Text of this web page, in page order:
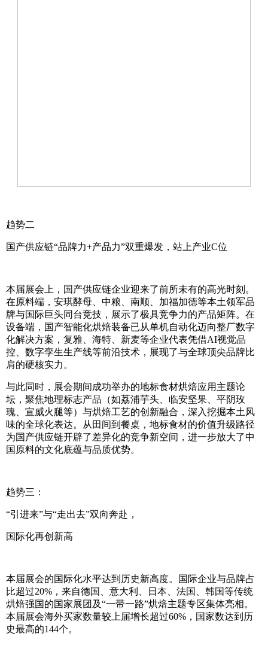
趋势二
国产供应链“品牌力+产品力”双重爆发，站上产业C位
本届展会上，国产供应链企业迎来了前所未有的高光时刻。
在原料端，安琪酵母、中粮、南顺、加福加德等本土领军品
牌与国际巨头同台竞技，展示了极具竞争力的产品矩阵。在
设备端，国产智能化烘焙装备已从单机自动化迈向整厂数字
化解决方案，复雅、海特、新麦等企业代表凭借AI视觉品
控、数字孪生生产线等前沿技术，展现了与全球顶尖品牌比
肩的硬核实力。
与此同时，展会期间成功举办的地标食材烘焙应用主题论
坛，聚焦地理标志产品（如荔浦芋头、临安坚果、平阴玫
瑰、宣威火腿等）与烘焙工艺的创新融合，深入挖掘本土风
味的全球化表达。从田间到餐桌，地标食材的价值升级路径
为国产供应链开辟了差异化的竞争新空间，进一步放大了中
国原料的文化底蕴与品质优势。
趋势三：
“引进来”与“走出去”双向奔赴，
国际化再创新高
本届展会的国际化水平达到历史新高度。国际企业与品牌占
比超过20%，来自德国、意大利、日本、法国、韩国等传统
烘焙强国的国家展团及“一带一路”烘焙主题专区集体亮相。
本届展会海外买家数量较上届增长超过60%，国家数达到历
史最高的144个。